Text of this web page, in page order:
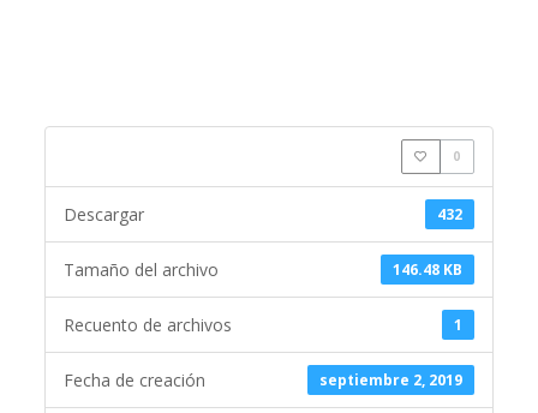
0
432
Descargar
146.48 KB
Tamaño del archivo
1
Recuento de archivos
septiembre 2, 2019
Fecha de creación